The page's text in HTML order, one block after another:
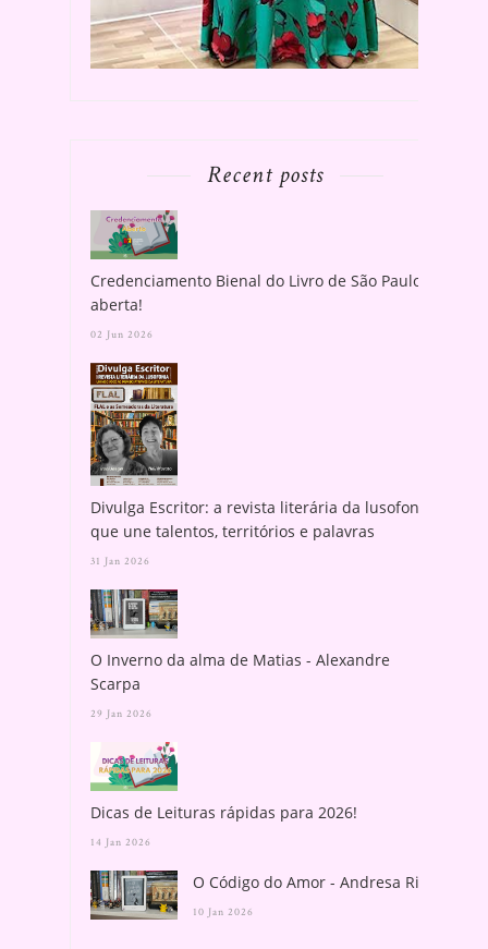
Recent posts
Credenciamento Bienal do Livro de São Paulo
aberta!
02 Jun 2026
Divulga Escritor: a revista literária da lusofonia
que une talentos, territórios e palavras
31 Jan 2026
O Inverno da alma de Matias - Alexandre
Scarpa
29 Jan 2026
Dicas de Leituras rápidas para 2026!
14 Jan 2026
O Código do Amor - Andresa Rios
10 Jan 2026